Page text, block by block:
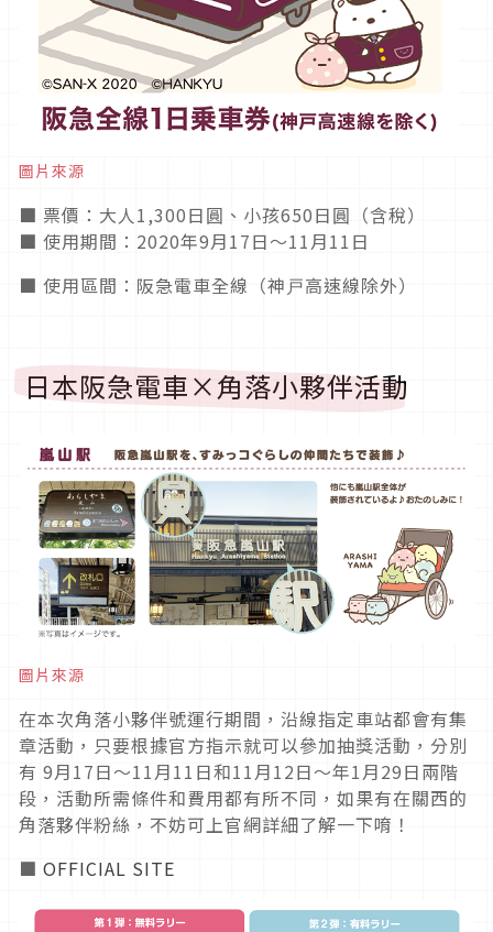
圖片來源
■ 票價：大人1,300日圓、小孩650日圓（含稅）
■ 使用期間：2020年9月17日〜11月11日
■ 使用區間：阪急電車全線（神戸高速線除外）
日本阪急電車×角落小夥伴活動
圖片來源
在本次角落小夥伴號運行期間，沿線指定車站都會有集
章活動，只要根據官方指示就可以參加抽獎活動，分別
有 9月17日〜11月11日和11月12日〜年1月29日兩階
段，活動所需條件和費用都有所不同，如果有在關西的
角落夥伴粉絲，不妨可上官網詳細了解一下唷！
■ OFFICIAL SITE